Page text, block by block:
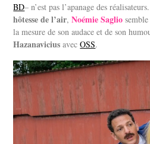
BD– n’est pas l’apanage des
hôtesse de l’air,Noémie Saglio
la mesure de son audace et de son
Hazanavicius avecOSS.